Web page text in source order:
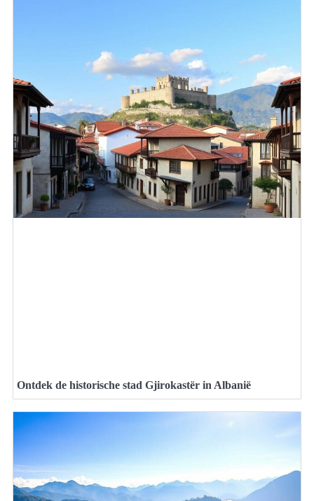
Ontdek de historische stad Gjirokastër in Albanië